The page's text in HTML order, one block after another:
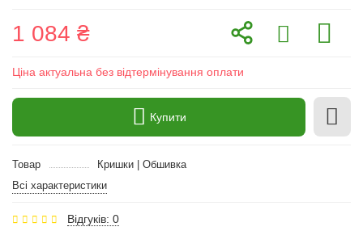
1 084 ₴
Ціна актуальна без відтермінування оплати
Купити
Товар
Кришки | Обшивка
Всі характеристики
Відгуків: 0